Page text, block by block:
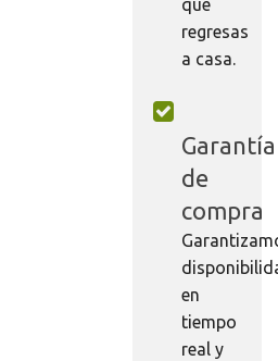
que
regresas
a casa.
Garantía
de
compra
en
tiempo
real y